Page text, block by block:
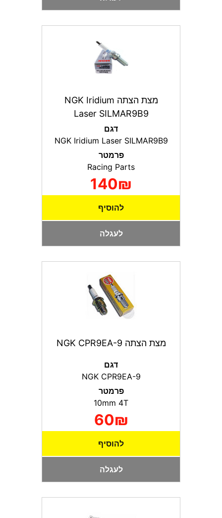
מצת הצתה NGK Iridium
Laser SILMAR9B9
דגם
NGK Iridium Laser SILMAR9B9
פרמטר
140₪
להוסיף
לעגלה
מצת הצתה NGK CPR9EA-9
דגם
NGK CPR9EA-9
פרמטר
60₪
להוסיף
לעגלה